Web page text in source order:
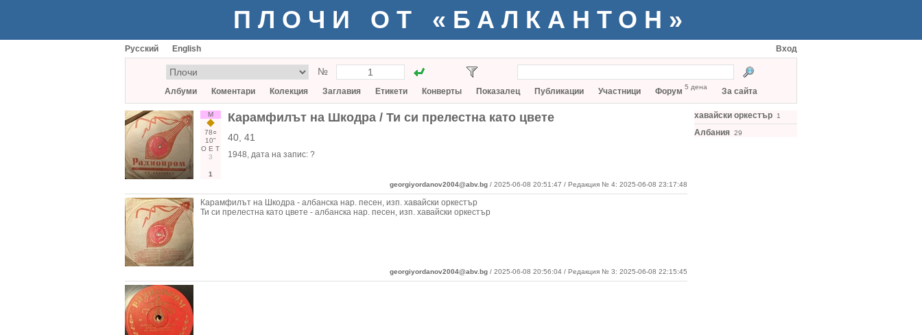
ПЛОЧИ ОТ «БАЛКАНТОН»
Русский English Вход
№
Албуми Коментари Колекция Заглавия Етикети Конверты Показалец Публикации Участници Форум 5 дена За сайта
М
78○
10"
О Е Т
3
1
Карамфилът на Шкодра / Ти си прелестна като цвете
40, 41
1948, дата на запис: ?
georgiyordanov2004@abv.bg / 2025-06-08 20:51:47 / Редакция № 4: 2025-06-08 23:17:48
Карамфилът на Шкодра - албанска нар. песен, изп. хавайски оркестър
Ти си прелестна като цвете - албанска нар. песен, изп. хавайски оркестър
georgiyordanov2004@abv.bg / 2025-06-08 20:56:04 / Редакция № 3: 2025-06-08 22:15:45
хавайски оркестър 1
Албания 29